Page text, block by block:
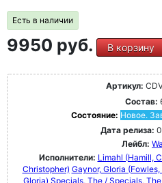
Есть в наличии
9950 руб. В корзину
Артикул:
Состав:
Состояние: Новое.
Дата релиза:
Лейбл:
Исполнители: Limahl (Hamill,
Christopher) Gaynor, GIoria
Gloria) Specials, The / Specials, The